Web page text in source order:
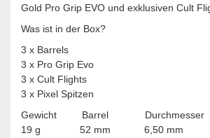
Gold Pro Grip EVO und exklusiven Cult
Was ist in der Box?
3 x Barrels
3 x Pro Grip Evo
3 x Cult Flights
3 x Pixel Spitzen
Gewicht Barrel Durchmesser
19 g 52 mm 6,50 mm